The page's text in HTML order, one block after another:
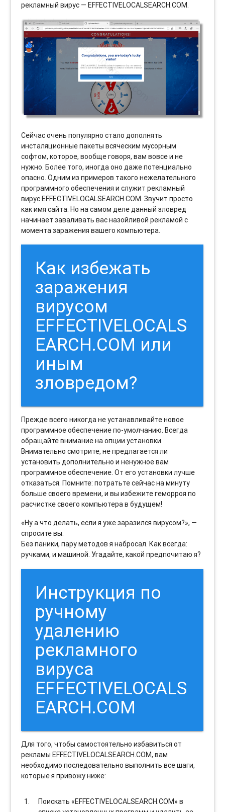
рекламный вирус — EFFECTIVELOCALSEARCH.COM.
Сейчас очень популярно стало дополнять
инсталяционные пакеты всяческим мусорным
софтом, которое, вообще говоря, вам вовсе и не
нужно. Более того, иногда оно даже потенциально
опасно. Одним из примеров такого нежелательного
программного обеспечения и служит рекламный
вирус EFFECTIVELOCALSEARCH.COM. Звучит просто
как имя сайта. Но на самом деле данный зловред
начинает заваливать вас назойливой рекламой с
момента заражения вашего компьютера.
Как избежать
заражения
вирусом
EFFECTIVELOCALS
EARCH.COM или
иным
зловредом?
Прежде всего никогда не устанавливайте новое
программное обеспечение по-умолчанию. Всегда
обращайте внимание на опции установки.
Внимательно смотрите, не предлагается ли
установить дополнительно и ненужное вам
программное обеспечение. От его установки лучше
отказаться. Помните: потратьте сейчас на минуту
больше своего времени, и вы избежите геморроя по
расчистке своего компьютера в будущем!
«Ну а что делать, если я уже заразился вирусом?», —
спросите вы.
Без паники, пару методов я набросал. Как всегда:
ручками, и машиной. Угадайте, какой предпочитаю я?
Инструкция по
ручному
удалению
рекламного
вируса
EFFECTIVELOCALS
EARCH.COM
Для того, чтобы самостоятельно избавиться от
рекламы EFFECTIVELOCALSEARCH.COM, вам
необходимо последовательно выполнить все шаги,
которые я привожу ниже:
Поискать «EFFECTIVELOCALSEARCH.COM» в